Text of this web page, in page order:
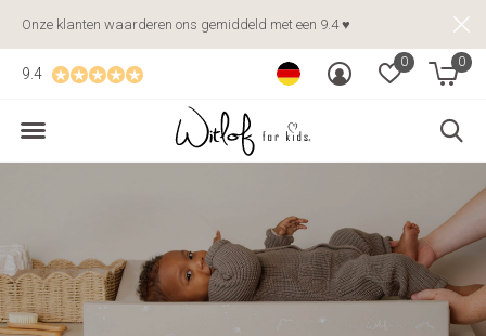
0 0
9.4
Onze klanten waarderen ons gemiddeld met een 9.4 ♥